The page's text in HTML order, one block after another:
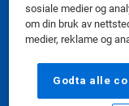
sosiale medier og
om din bruk av
medier, reklame og
Godta alle